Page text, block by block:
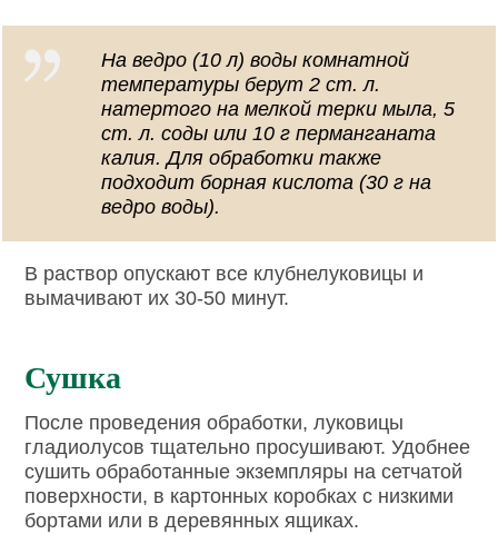
На ведро (10 л) воды комнатной
температуры берут 2 ст. л.
натертого на мелкой терки мыла, 5
ст. л. соды или 10 г перманганата
калия. Для обработки также
подходит борная кислота (30 г на
ведро воды).
В раствор опускают все клубнелуковицы и
вымачивают их 30-50 минут.
Сушка
После проведения обработки, луковицы
гладиолусов тщательно просушивают. Удобнее
сушить обработанные экземпляры на сетчатой
поверхности, в картонных коробках с низкими
бортами или в деревянных ящиках.